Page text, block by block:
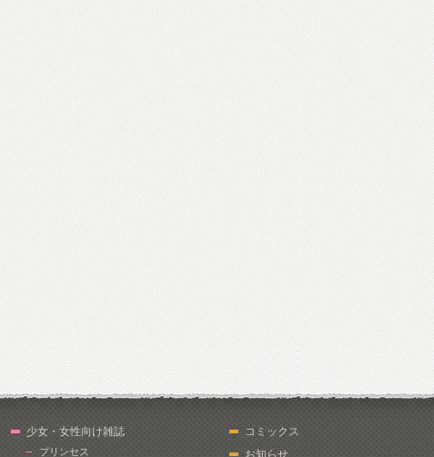
少女・女性向け雑誌
プリンセス
コミックス
お知らせ